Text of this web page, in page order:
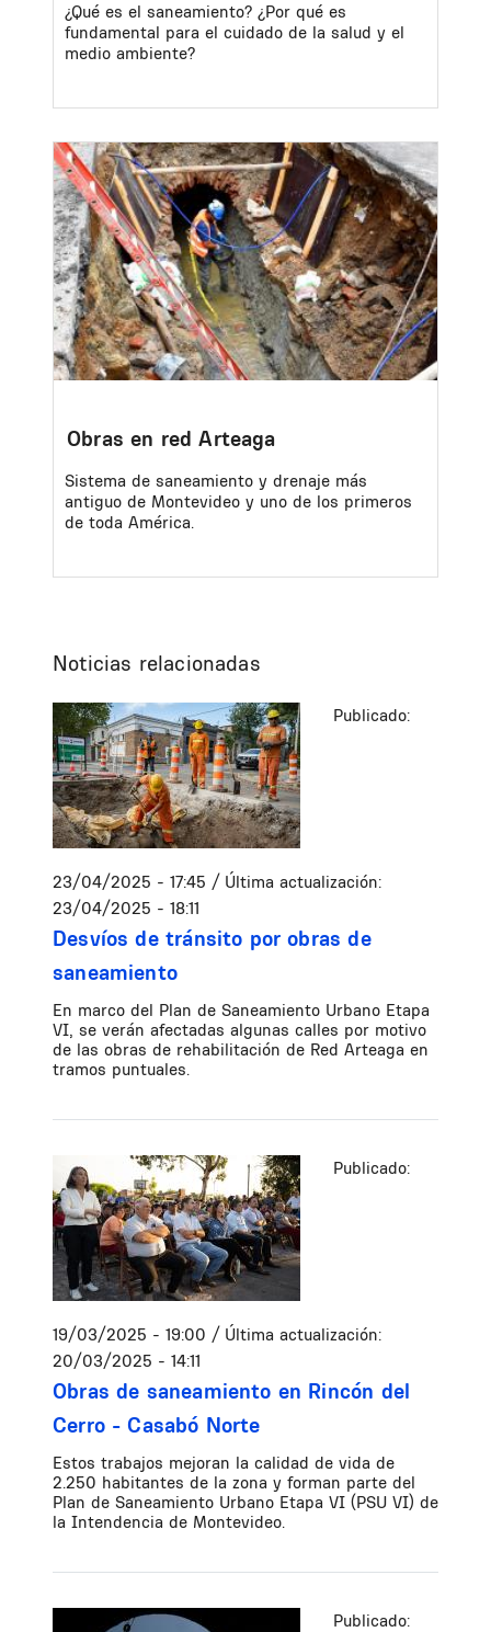
¿Qué es el saneamiento? ¿Por qué es
fundamental para el cuidado de la salud y el
medio ambiente?
Image
Obras en red Arteaga
Sistema de saneamiento y drenaje más
antiguo de Montevideo y uno de los primeros
de toda América.
Noticias relacionadas
Publicado:
23/04/2025 - 17:45 / Última actualización:
23/04/2025 - 18:11
Desvíos de tránsito por obras de
saneamiento
En marco del Plan de Saneamiento Urbano Etapa
VI, se verán afectadas algunas calles por motivo
de las obras de rehabilitación de Red Arteaga en
tramos puntuales.
Publicado:
19/03/2025 - 19:00 / Última actualización:
20/03/2025 - 14:11
Obras de saneamiento en Rincón del
Cerro - Casabó Norte
Estos trabajos mejoran la calidad de vida de
2.250 habitantes de la zona y forman parte del
Plan de Saneamiento Urbano Etapa VI (PSU VI) de
la Intendencia de Montevideo.
Publicado: